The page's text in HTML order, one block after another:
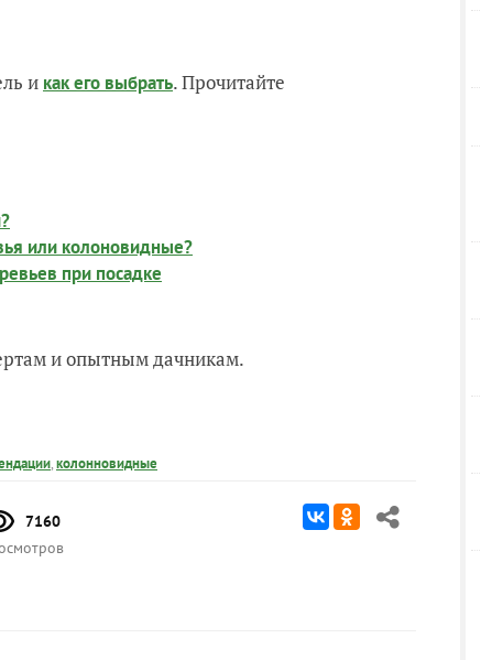
и как его выбрать. Прочитайте
или колоновидные?
при посадке
и опытным дачникам.
,колонновидные
7160